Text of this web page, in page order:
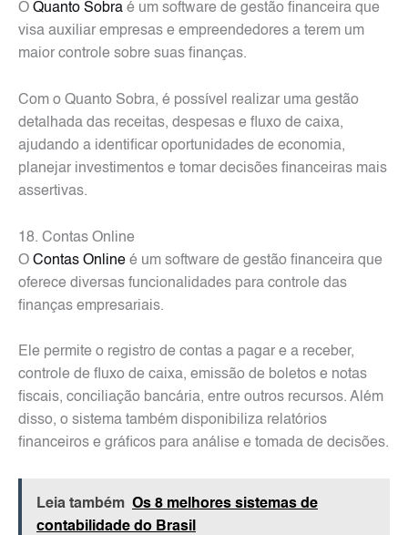
O Quanto Sobra é um software de gestão financeira que
visa auxiliar empresas e empreendedores a terem um
maior controle sobre suas finanças.
Com o Quanto Sobra, é possível realizar uma gestão
detalhada das receitas, despesas e fluxo de caixa,
ajudando a identificar oportunidades de economia,
planejar investimentos e tomar decisões financeiras mais
assertivas.
18. Contas Online
O Contas Online é um software de gestão financeira que
oferece diversas funcionalidades para controle das
finanças empresariais.
Ele permite o registro de contas a pagar e a receber,
controle de fluxo de caixa, emissão de boletos e notas
fiscais, conciliação bancária, entre outros recursos. Além
disso, o sistema também disponibiliza relatórios
financeiros e gráficos para análise e tomada de decisões.
Leia também Os 8 melhores sistemas de
contabilidade do Brasil